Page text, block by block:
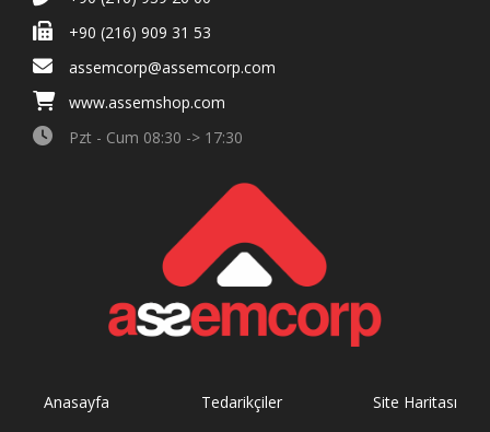
+90 (216) 909 31 53
assemcorp@assemcorp.com
www.assemshop.com
Pzt - Cum 08:30 -> 17:30
Anasayfa Tedarikçiler Site Haritası